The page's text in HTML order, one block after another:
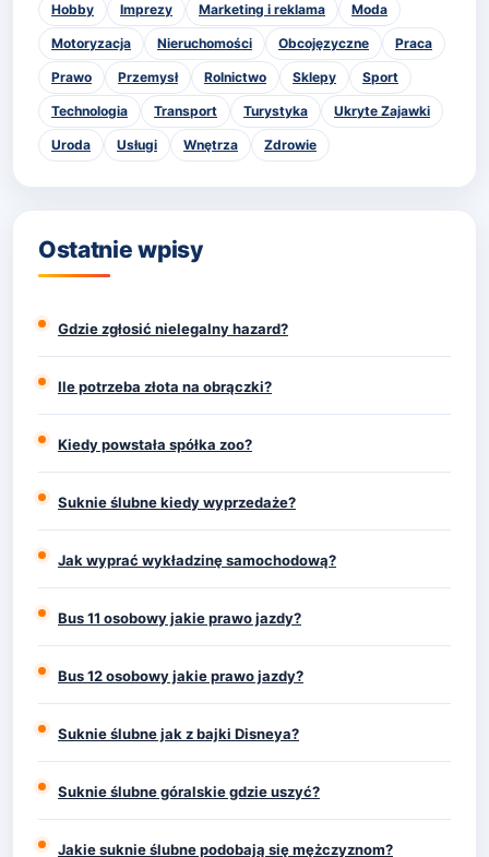
Hobby Imprezy Marketing i reklama Moda
Motoryzacja Nieruchomości Obcojęzyczne Praca
Prawo Przemysł Rolnictwo Sklepy Sport
Technologia Transport Turystyka Ukryte Zajawki
Uroda Usługi Wnętrza Zdrowie
Ostatnie wpisy
Gdzie zgłosić nielegalny hazard?
Ile potrzeba złota na obrączki?
Kiedy powstała spółka zoo?
Suknie ślubne kiedy wyprzedaże?
Jak wyprać wykładzinę samochodową?
Bus 11 osobowy jakie prawo jazdy?
Bus 12 osobowy jakie prawo jazdy?
Suknie ślubne jak z bajki Disneya?
Suknie ślubne góralskie gdzie uszyć?
Jakie suknie ślubne podobają się mężczyznom?